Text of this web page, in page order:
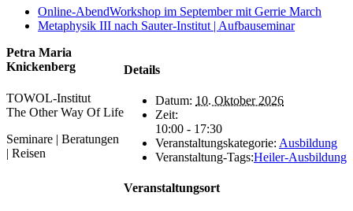
Online-AbendWorkshop im September mit Gerrie March
Metaphysik III nach Sauter-Institut | Aufbauseminar
Details
Datum: 10. Oktober 2026
Zeit:
10:00 - 17:30
Veranstaltungskategorie: Ausbildung
Veranstaltung-Tags:Heiler-Ausbildung
Veranstaltungsort
Petra Maria
Knickenberg
TOWOL-Institut
The Other Way Of Life
Seminare | Beratungen
| Reisen